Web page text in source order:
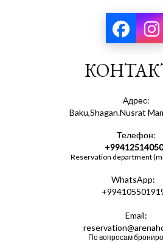
Адрес:
Baku,Shagan.Nusrat
Телефон:
Reservation department
WhatsApp:
Email:
По вопросам